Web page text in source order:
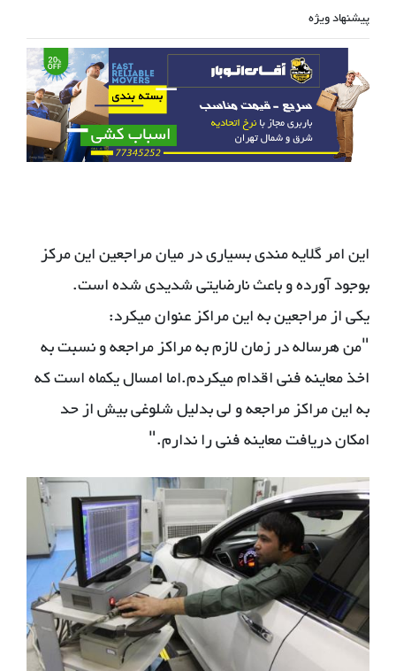
پیشنهاد ویژه
این امر گلایه مندی بسیاری در میان مراجعین این مرکز
بوجود آورده و باعث نارضایتی شدیدی شده است.
یکی از مراجعین به این مراکز عنوان میکرد:
"من هرساله در زمان لازم به مراکز مراجعه و نسبت به
اخذ معاینه فنی اقدام میکردم.اما امسال یکماه است که
به این مراکز مراجعه و لی بدلیل شلوغی بیش از حد
امکان دریافت معاینه فنی را ندارم."